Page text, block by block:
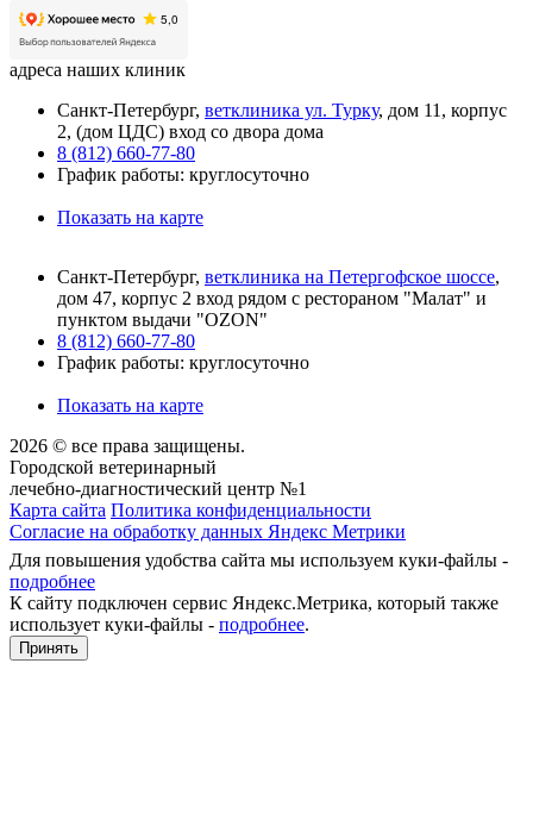
адреса наших клиник
Санкт-Петербург, ветклиника ул. Турку, дом 11, корпус
2, (дом ЦДС) вход со двора дома
8 (812) 660-77-80
График работы: круглосуточно
Показать на карте
Санкт-Петербург, ветклиника на Петергофское шоссе,
дом 47, корпус 2 вход рядом с рестораном "Малат" и
пунктом выдачи "OZON"
8 (812) 660-77-80
График работы: круглосуточно
Показать на карте
2026 © все права защищены.
Городской ветеринарный
лечебно-диагностический центр №1
Карта сайта Политика конфиденциальности
Согласие на обработку данных Яндекс Метрики
Для повышения удобства сайта мы используем куки-файлы -
подробнее
К сайту подключен сервис Яндекс.Метрика, который также
использует куки-файлы - подробнее.
Принять